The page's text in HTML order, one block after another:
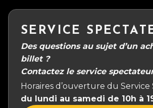
SERVICE
Des questions au sujet d’un
billet ?
Contactez le service
Horaires d’ouverture du Service
du lundi au samedi de 10h à